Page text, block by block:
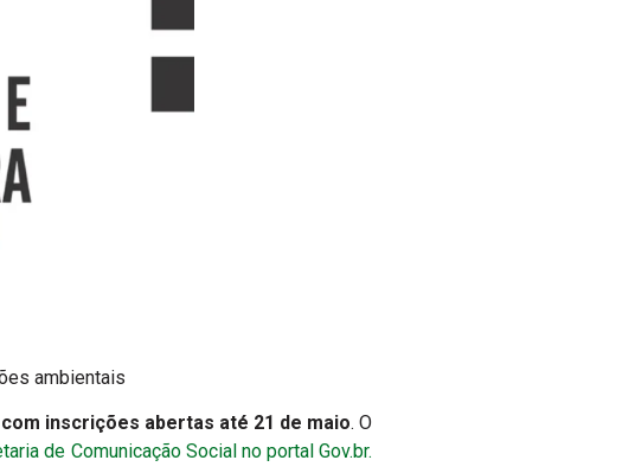
ambientais
inscrições abertas até 21 de maio. O
de Comunicação Social no portal Gov.br.